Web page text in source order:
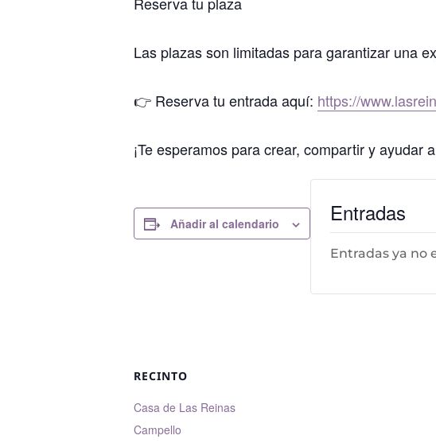
Las plazas son limitadas para garantizar una
👉 Reserva tu entrada aquí: https://
¡Te esperamos para crear, compartir y ayudar
Añadir al calendario
RECINTO
Casa de Las Reinas
Campello
Entradas
Entradas ya no